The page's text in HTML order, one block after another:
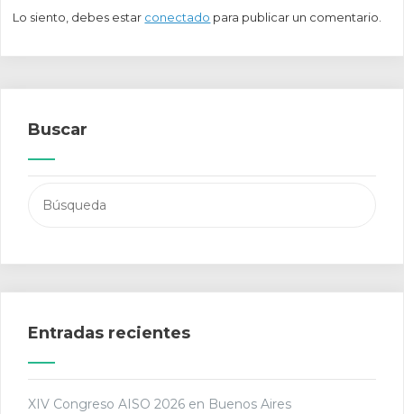
Lo siento, debes estar conectado para publicar un comentario.
Buscar
Entradas recientes
XIV Congreso AISO 2026 en Buenos Aires